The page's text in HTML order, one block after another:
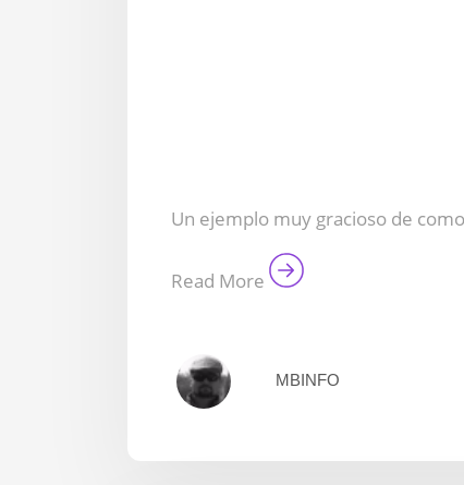
Un ejemplo muy gracioso de
Read More
MBINFO